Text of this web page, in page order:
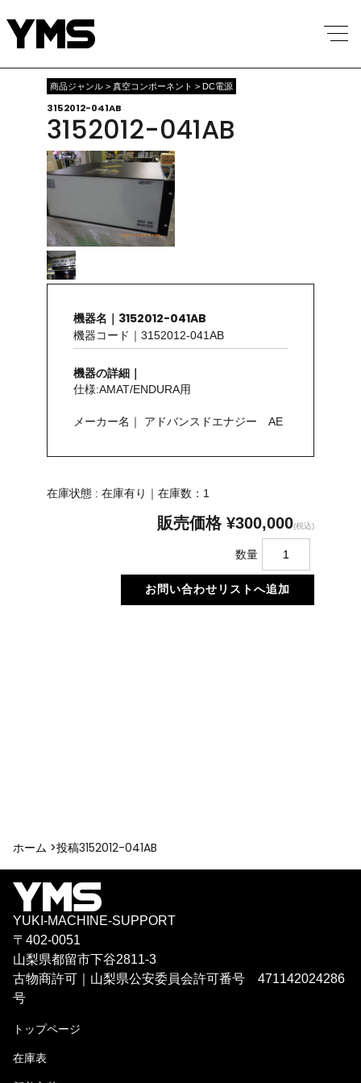
商品ジャンル > 真空コンポーネント > DC電源
3152012-041AB
3152012-041AB
機器名｜3152012-041AB
機器コード｜3152012-041AB
機器の詳細｜
仕様:AMAT/ENDURA用
メーカー名｜ アドバンスドエナジー AE
在庫状態 : 在庫有り｜在庫数：1
販売価格 ¥300,000(税込)
数量
ホーム >投稿3152012-041AB
YUKI-MACHINE-SUPPORT
〒402-0051
山梨県都留市下谷2811-3
古物商許可｜山梨県公安委員会許可番号 471142024286
号
トップページ
在庫表